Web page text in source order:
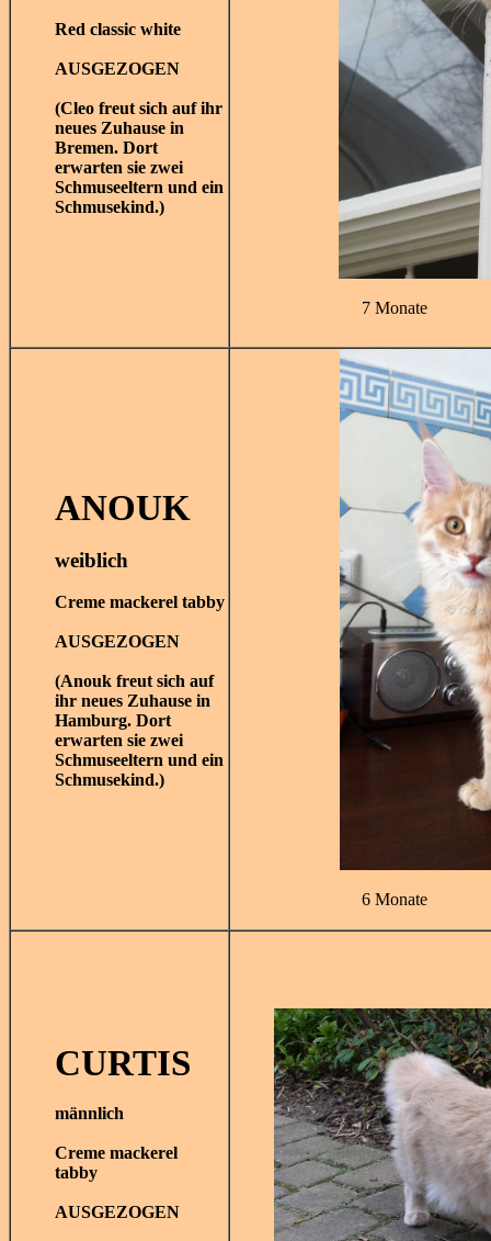
Red classic white
AUSGEZOGEN
(Cleo freut sich auf ihr
neues Zuhause in
Bremen. Dort
erwarten sie zwei
Schmuseeltern und ein
Schmusekind.)
7 Monate
ANOUK
weiblich
Creme mackerel tabby
AUSGEZOGEN
(Anouk freut sich auf
ihr neues Zuhause in
Hamburg. Dort
erwarten sie zwei
Schmuseeltern und ein
Schmusekind.)
6 Monate
CURTIS
männlich
Creme mackerel
tabby
AUSGEZOGEN